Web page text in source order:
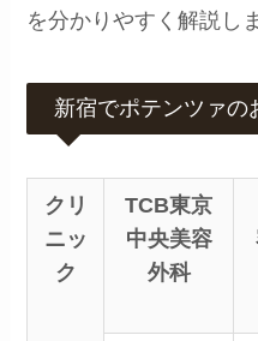
を分かりやすく解説し
新宿でポテンツァの
クリ
ニッ
ク
TCB東京
中央美容
外科